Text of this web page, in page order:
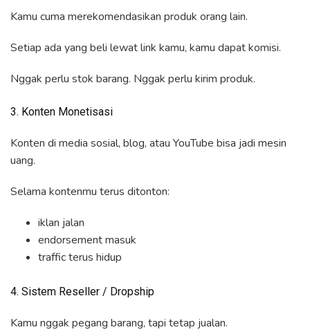
Kamu cuma merekomendasikan produk orang lain.
Setiap ada yang beli lewat link kamu, kamu dapat komisi.
Nggak perlu stok barang. Nggak perlu kirim produk.
3. Konten Monetisasi
Konten di media sosial, blog, atau YouTube bisa jadi mesin
uang.
Selama kontenmu terus ditonton:
iklan jalan
endorsement masuk
traffic terus hidup
4. Sistem Reseller / Dropship
Kamu nggak pegang barang, tapi tetap jualan.